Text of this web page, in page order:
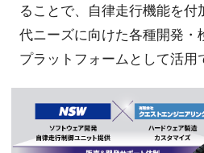
ることで、自律走行機能を
代ニーズに向けた各種開発・
プラットフォームとして活用